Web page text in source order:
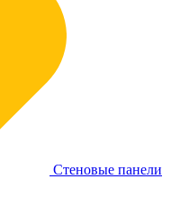
Стеновые панели